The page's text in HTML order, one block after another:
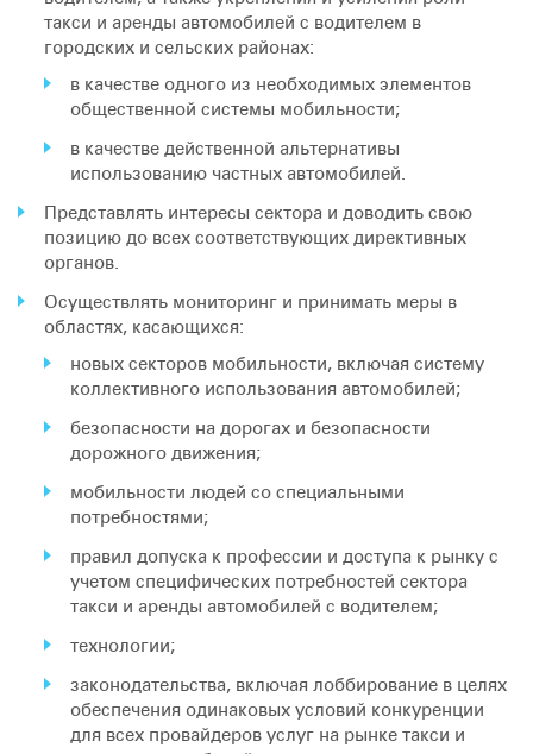
такси и аренды автомобилей с водителем в
городских и сельских районах:
в качестве одного из необходимых элементов
общественной системы мобильности;
в качестве действенной альтернативы
использованию частных автомобилей.
Представлять интересы сектора и доводить свою
позицию до всех соответствующих директивных
органов.
Осуществлять мониторинг и принимать меры в
областях, касающихся:
новых секторов мобильности, включая систему
коллективного использования автомобилей;
безопасности на дорогах и безопасности
дорожного движения;
мобильности людей со специальными
потребностями;
правил допуска к профессии и доступа к рынку с
учетом специфических потребностей сектора
такси и аренды автомобилей с водителем;
технологии;
законодательства, включая лоббирование в целях
обеспечения одинаковых условий конкуренции
для всех провайдеров услуг на рынке такси и